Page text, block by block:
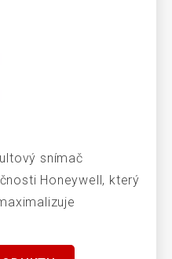
snímač
Honeywell, který